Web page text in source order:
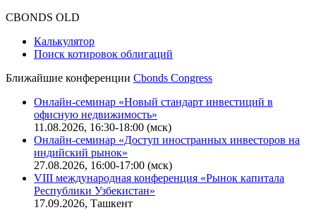
CBONDS OLD
Калькулятор
Поиск котировок облигаций
Ближайшие конференции Cbonds Congress
Онлайн-семинар «Новый стандарт инвестиций в
офисную недвижимость»
11.08.2026, 16:30-18:00 (мск)
Онлайн-семинар «Доступ иностранных инвесторов на
индийский рынок»
27.08.2026, 16:00-17:00 (мск)
VIII международная конференция «Рынок капитала
Республики Узбекистан»
17.09.2026, Ташкент